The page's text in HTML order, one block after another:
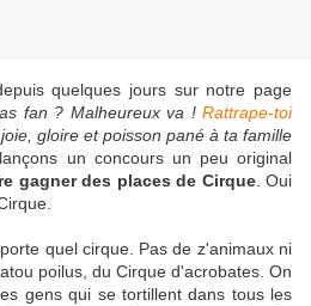
quelques jours sur notre page
fan ? Malheureux va !Rattrape-toi
gloire et poisson pané à ta famille
un concours un peu original
gagner des places de Cirque. Oui
quel cirque. Pas de z'animaux ni
poilus, du Cirque d'acrobates. On
gens qui se tortillent dans tous les